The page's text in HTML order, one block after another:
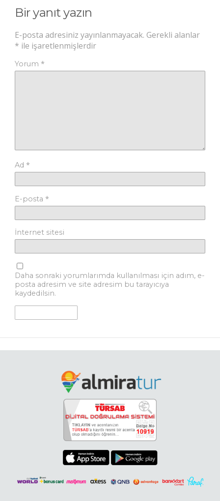
Bir yanıt yazın
E-posta adresiniz yayınlanmayacak. Gerekli alanlar
* ile işaretlenmişlerdir
Yorum *
Ad *
E-posta *
İnternet sitesi
Daha sonraki yorumlarımda kullanılması için adım, e-
posta adresim ve site adresim bu tarayıcıya
kaydedilsin.